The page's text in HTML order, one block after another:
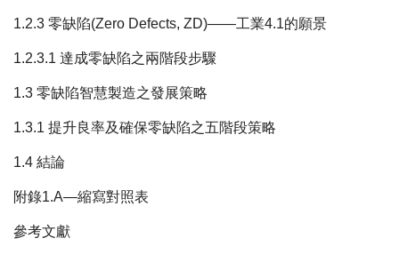
1.2.3 零缺陷(Zero Defects, ZD)——工業4.1的願景
1.2.3.1 達成零缺陷之兩階段步驟
1.3 零缺陷智慧製造之發展策略
1.3.1 提升良率及確保零缺陷之五階段策略
1.4 結論
附錄1.A—縮寫對照表
參考文獻